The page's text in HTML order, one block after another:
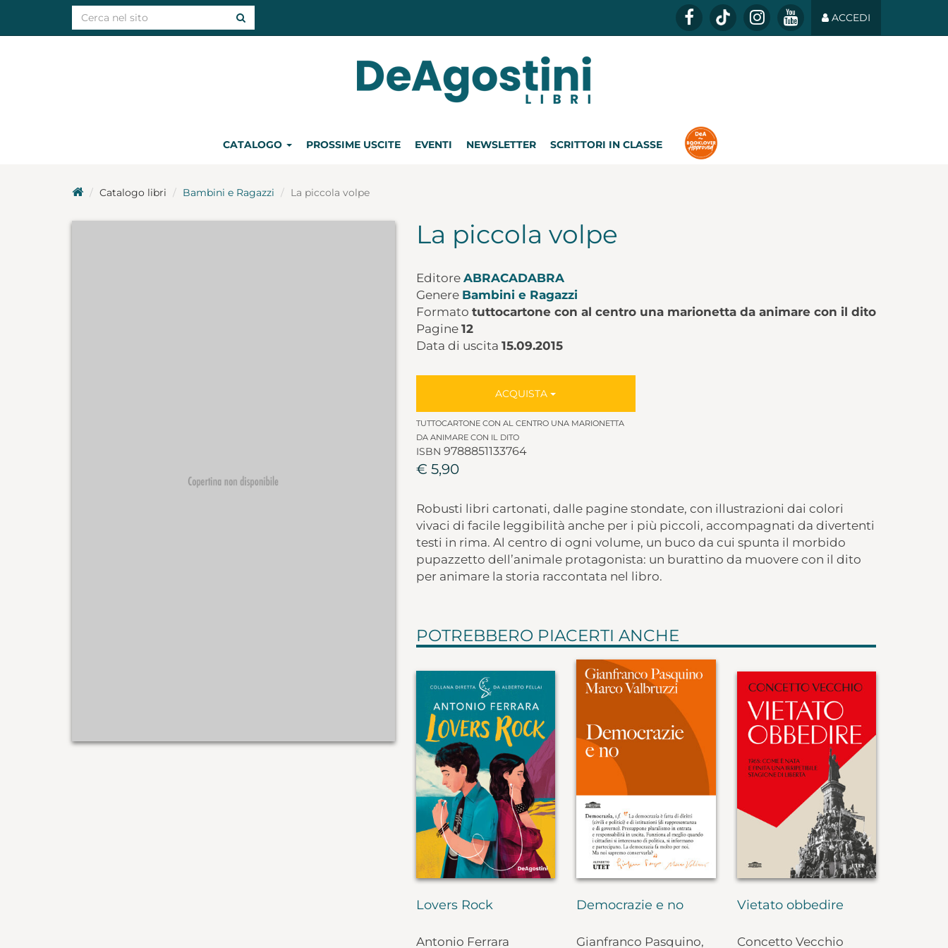
ACCEDI
CATALOGO PROSSIME USCITE EVENTI NEWSLETTER SCRITTORI IN CLASSE
Catalogo libri Bambini e Ragazzi La piccola volpe
La piccola volpe
Editore ABRACADABRA
Genere Bambini e Ragazzi
Formato tuttocartone con al centro una marionetta da animare con il dito
Pagine 12
Data di uscita 15.09.2015
ACQUISTA
TUTTOCARTONE CON AL CENTRO UNA MARIONETTA
DA ANIMARE CON IL DITO
ISBN 9788851133764
€ 5,90
Robusti libri cartonati, dalle pagine stondate, con illustrazioni dai colori
vivaci di facile leggibilità anche per i più piccoli, accompagnati da divertenti
testi in rima. Al centro di ogni volume, un buco da cui spunta il morbido
pupazzetto dell’animale protagonista: un burattino da muovere con il dito
per animare la storia raccontata nel libro.
POTREBBERO PIACERTI ANCHE
Lovers Rock
Antonio Ferrara
Democrazie e no
Gianfranco Pasquino,
Vietato obbedire
Concetto Vecchio